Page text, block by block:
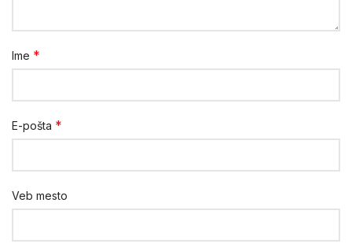
Ime *
E-pošta *
Veb mesto